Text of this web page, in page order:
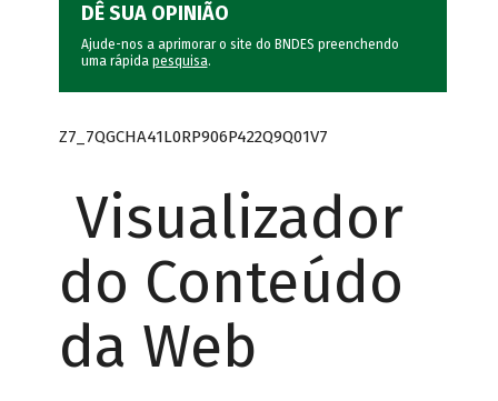
DÊ SUA OPINIÃO
Ajude-nos a aprimorar o site do BNDES preenchendo
uma rápida pesquisa.
Z7_7QGCHA41L0RP906P422Q9Q01V7
Visualizador
do Conteúdo
da Web